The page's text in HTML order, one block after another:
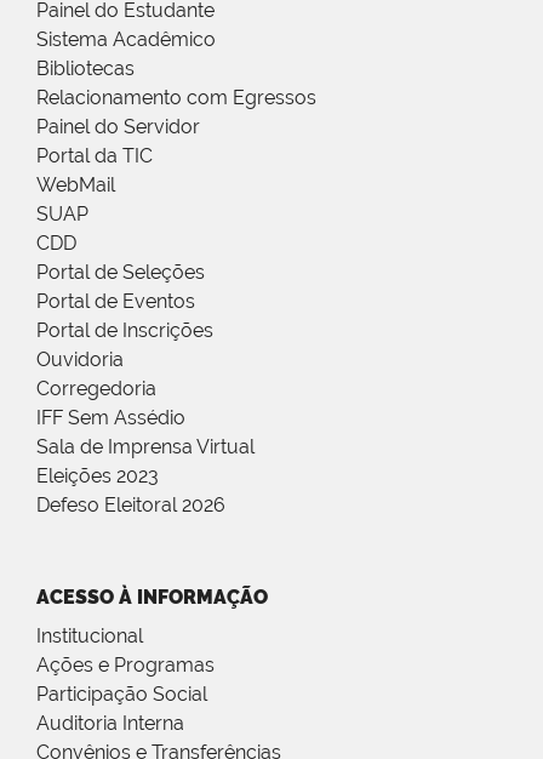
Painel do Estudante
Sistema Acadêmico
Bibliotecas
Relacionamento com Egressos
Painel do Servidor
Portal da TIC
WebMail
SUAP
CDD
Portal de Seleções
Portal de Eventos
Portal de Inscrições
Ouvidoria
Corregedoria
IFF Sem Assédio
Sala de Imprensa Virtual
Eleições 2023
Defeso Eleitoral 2026
ACESSO À INFORMAÇÃO
Institucional
Ações e Programas
Participação Social
Auditoria Interna
Convênios e Transferências